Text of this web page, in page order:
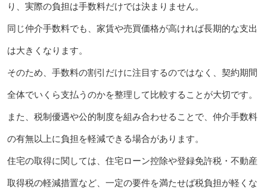
り、実際の負担は手数料だけでは決まりません。
同じ仲介手数料でも、家賃や売買価格が高ければ長期的な支出
は大きくなります。
そのため、手数料の割引だけに注目するのではなく、契約期間
全体でいくら支払うのかを整理して比較することが大切です。
また、税制優遇や公的制度を組み合わせることで、仲介手数料
の有無以上に負担を軽減できる場合があります。
住宅の取得に関しては、住宅ローン控除や登録免許税・不動産
取得税の軽減措置など、一定の要件を満たせば税負担が軽くな